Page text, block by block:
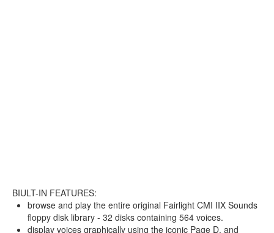
BIULT-IN FEATURES:
browse and play the entire original Fairlight CMI IIX Sounds
floppy disk library - 32 disks containing 564 voices.
display voices graphically using the iconic Page D, and